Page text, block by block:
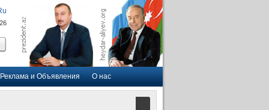
Реклама и Объявления О нас